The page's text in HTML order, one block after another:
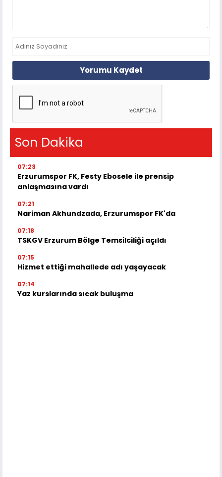
Yorumu Kaydet
Son Dakika
07:23
Erzurumspor FK, Festy Ebosele ile prensip
anlaşmasına vardı
07:21
Nariman Akhundzada, Erzurumspor FK'da
07:18
TSKGV Erzurum Bölge Temsilciliği açıldı
07:15
Hizmet ettiği mahallede adı yaşayacak
07:14
Yaz kurslarında sıcak buluşma